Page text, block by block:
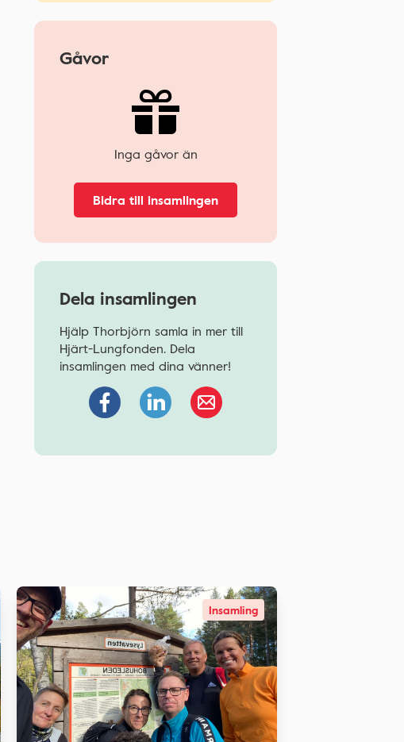
Gåvor
Inga gåvor än
Bidra till insamlingen
Dela insamlingen
Hjälp Thorbjörn samla in mer till
Hjärt-Lungfonden. Dela
insamlingen med dina vänner!
Insamling